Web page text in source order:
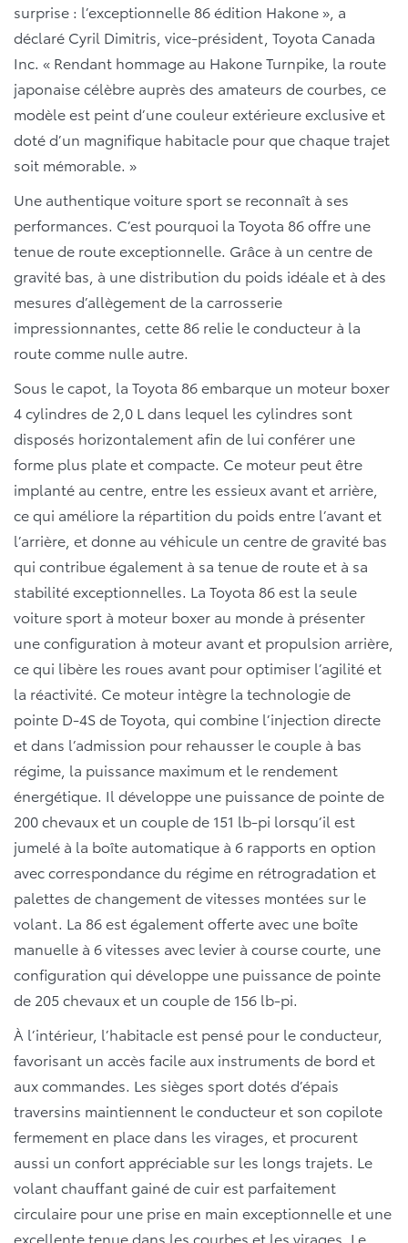
surprise : l’exceptionnelle 86 édition Hakone », a
déclaré Cyril Dimitris, vice-président, Toyota Canada
Inc. « Rendant hommage au Hakone Turnpike, la route
japonaise célèbre auprès des amateurs de courbes, ce
modèle est peint d’une couleur extérieure exclusive et
doté d’un magnifique habitacle pour que chaque trajet
soit mémorable. »
Une authentique voiture sport se reconnaît à ses
performances. C’est pourquoi la Toyota 86 offre une
tenue de route exceptionnelle. Grâce à un centre de
gravité bas, à une distribution du poids idéale et à des
mesures d’allègement de la carrosserie
impressionnantes, cette 86 relie le conducteur à la
route comme nulle autre.
Sous le capot, la Toyota 86 embarque un moteur boxer
4 cylindres de 2,0 L dans lequel les cylindres sont
disposés horizontalement afin de lui conférer une
forme plus plate et compacte. Ce moteur peut être
implanté au centre, entre les essieux avant et arrière,
ce qui améliore la répartition du poids entre l’avant et
l’arrière, et donne au véhicule un centre de gravité bas
qui contribue également à sa tenue de route et à sa
stabilité exceptionnelles. La Toyota 86 est la seule
voiture sport à moteur boxer au monde à présenter
une configuration à moteur avant et propulsion arrière,
ce qui libère les roues avant pour optimiser l’agilité et
la réactivité. Ce moteur intègre la technologie de
pointe D-4S de Toyota, qui combine l’injection directe
et dans l’admission pour rehausser le couple à bas
régime, la puissance maximum et le rendement
énergétique. Il développe une puissance de pointe de
200 chevaux et un couple de 151 lb-pi lorsqu’il est
jumelé à la boîte automatique à 6 rapports en option
avec correspondance du régime en rétrogradation et
palettes de changement de vitesses montées sur le
volant. La 86 est également offerte avec une boîte
manuelle à 6 vitesses avec levier à course courte, une
configuration qui développe une puissance de pointe
de 205 chevaux et un couple de 156 lb-pi.
À l’intérieur, l’habitacle est pensé pour le conducteur,
favorisant un accès facile aux instruments de bord et
aux commandes. Les sièges sport dotés d’épais
traversins maintiennent le conducteur et son copilote
fermement en place dans les virages, et procurent
aussi un confort appréciable sur les longs trajets. Le
volant chauffant gainé de cuir est parfaitement
circulaire pour une prise en main exceptionnelle et une
excellente tenue dans les courbes et les virages. Le